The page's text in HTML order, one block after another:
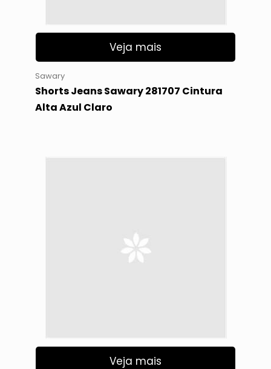
Veja mais
Sawary
Shorts Jeans Sawary 281707 Cintura
Alta Azul Claro
Veja mais